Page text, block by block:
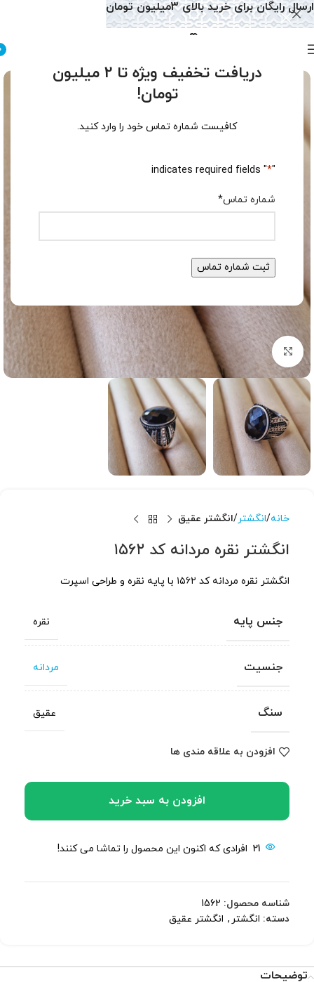
دریافت تخفیف ویژه تا 2 میلیون
تومان!
کافیست شماره تماس خود را وارد کنید.
"
*
" indicates required fields
شماره تماس*
برای بزرگنمایی کلیک کنید
خانه انگشتر انگشتر عقیق
انگشتر نقره مردانه کد ۱۵۶۲
انگشتر نقره مردانه کد ۱۵۶۲ با پایه نقره و طراحی اسپرت
جنس پایه نقره
جنسیت مردانه
سنگ عقیق
افزودن به علاقه مندی ها
افزودن به سبد خرید
21 افرادی که اکنون این محصول را تماشا می کنند!
شناسه محصول: 1562
دسته: انگشتر , انگشتر عقیق
توضیحات
ارسال رایگان برای خرید بالای 3میلیون تومان